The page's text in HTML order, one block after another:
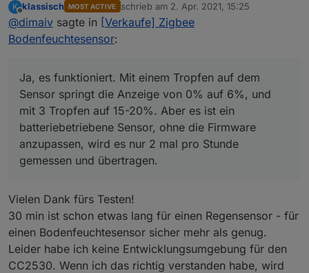
springt die Anzeige von 0% auf 6%, und mit 3 Tropfen
auf 15-20%. Aber es ist ein batteriebetriebene Sensor,
ohne die Firmware anzupassen, wird es nur 2 mal pro
K
Offline
klassisch MOST ACTIVE schrieb am 2. Apr. 2021, 15:25
zuletzt editiert von
@dimaiv sagte in [Verkaufe] Zigbee
Bodenfeuchtesensor:
Ja, es funktioniert. Mit einem Tropfen auf dem
Sensor springt die Anzeige von 0% auf 6%, und
mit 3 Tropfen auf 15-20%. Aber es ist ein
batteriebetriebene Sensor, ohne die Firmware
anzupassen, wird es nur 2 mal pro Stunde
gemessen und übertragen.
Vielen Dank fürs Testen!
30 min ist schon etwas lang für einen Regensensor - für
einen Bodenfeuchtesensor sicher mehr als genug.
Leider habe ich keine Entwicklungsumgebung für den
CC2530. Wenn ich das richtig verstanden habe, wird